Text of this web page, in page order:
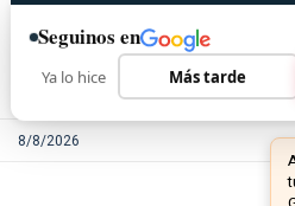
8/8/2026
Seguinos en
Ya lo hice Más tarde